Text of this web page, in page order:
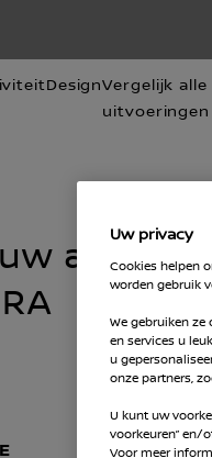
DesignVergelijk alle
uitvoeringen
Uw privacy
Cookies helpen
worden gebruik
We gebruiken ze
en services u
u
onze partners,
U kunt uw
voorkeuren” en/
Voor meer